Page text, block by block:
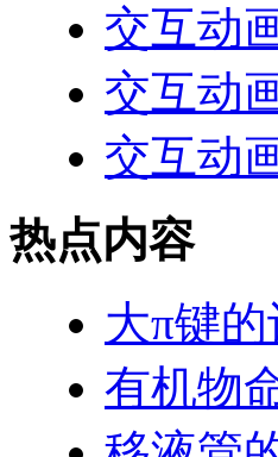
交互动
交互动
交互动
热点内容
大π键
有机物